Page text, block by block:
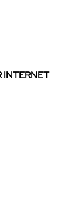
INTERNET